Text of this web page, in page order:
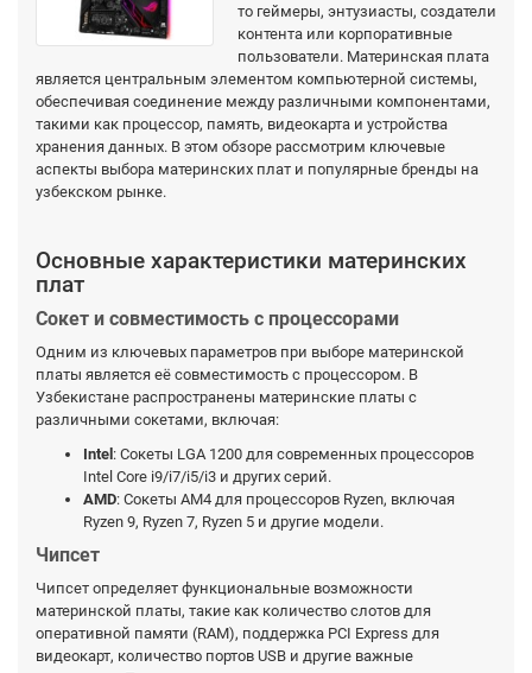
то геймеры, энтузиасты, создатели
контента или корпоративные
пользователи. Материнская плата
является центральным элементом компьютерной системы,
обеспечивая соединение между различными компонентами,
такими как процессор, память, видеокарта и устройства
хранения данных. В этом обзоре рассмотрим ключевые
аспекты выбора материнских плат и популярные бренды на
узбекском рынке.
Основные характеристики материнских
плат
Сокет и совместимость с процессорами
Одним из ключевых параметров при выборе материнской
платы является её совместимость с процессором. В
Узбекистане распространены материнские платы с
различными сокетами, включая:
Intel : Сокеты LGA 1200 для современных процессоров
Intel Core i9/i7/i5/i3 и других серий.
AMD: Сокеты AM4 для процессоров Ryzen, включая
Ryzen 9, Ryzen 7, Ryzen 5 и другие модели.
Чипсет
Чипсет определяет функциональные возможности
материнской платы, такие как количество слотов для
оперативной памяти (RAM), поддержка PCI Express для
видеокарт, количество портов USB и другие важные